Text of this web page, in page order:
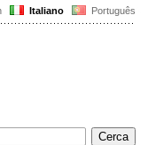
Italiano Português